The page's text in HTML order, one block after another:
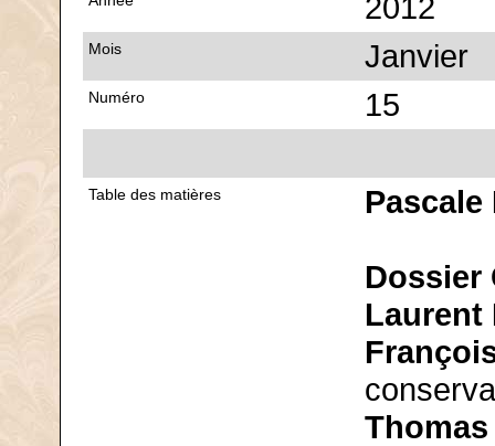
2012
Mois Janvier
Numéro 15
Table des matières Pascale
Dossier
Laurent